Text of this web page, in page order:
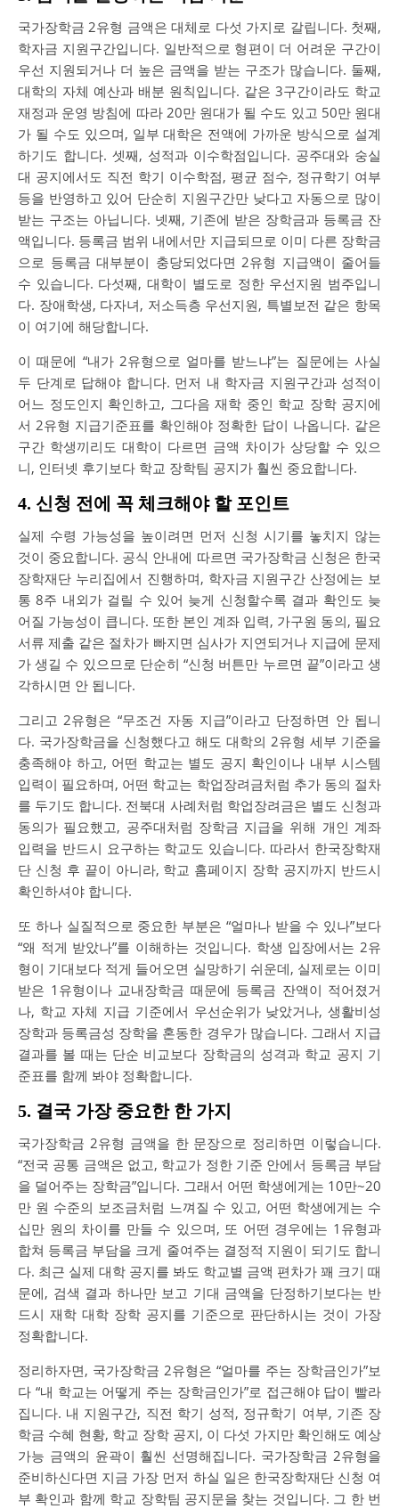
국가장학금 2유형 금액은 대체로 다섯 가지로 갈립니다. 첫째,
학자금 지원구간입니다. 일반적으로 형편이 더 어려운 구간이
우선 지원되거나 더 높은 금액을 받는 구조가 많습니다. 둘째,
대학의 자체 예산과 배분 원칙입니다. 같은 3구간이라도 학교
재정과 운영 방침에 따라 20만 원대가 될 수도 있고 50만 원대
가 될 수도 있으며, 일부 대학은 전액에 가까운 방식으로 설계
하기도 합니다. 셋째, 성적과 이수학점입니다. 공주대와 숭실
대 공지에서도 직전 학기 이수학점, 평균 점수, 정규학기 여부
등을 반영하고 있어 단순히 지원구간만 낮다고 자동으로 많이
받는 구조는 아닙니다. 넷째, 기존에 받은 장학금과 등록금 잔
액입니다. 등록금 범위 내에서만 지급되므로 이미 다른 장학금
으로 등록금 대부분이 충당되었다면 2유형 지급액이 줄어들
수 있습니다. 다섯째, 대학이 별도로 정한 우선지원 범주입니
다. 장애학생, 다자녀, 저소득층 우선지원, 특별보전 같은 항목
이 여기에 해당합니다.
이 때문에 “내가 2유형으로 얼마를 받느냐”는 질문에는 사실
두 단계로 답해야 합니다. 먼저 내 학자금 지원구간과 성적이
어느 정도인지 확인하고, 그다음 재학 중인 학교 장학 공지에
서 2유형 지급기준표를 확인해야 정확한 답이 나옵니다. 같은
구간 학생끼리도 대학이 다르면 금액 차이가 상당할 수 있으
니, 인터넷 후기보다 학교 장학팀 공지가 훨씬 중요합니다.
4. 신청 전에 꼭 체크해야 할 포인트
실제 수령 가능성을 높이려면 먼저 신청 시기를 놓치지 않는
것이 중요합니다. 공식 안내에 따르면 국가장학금 신청은 한국
장학재단 누리집에서 진행하며, 학자금 지원구간 산정에는 보
통 8주 내외가 걸릴 수 있어 늦게 신청할수록 결과 확인도 늦
어질 가능성이 큽니다. 또한 본인 계좌 입력, 가구원 동의, 필요
서류 제출 같은 절차가 빠지면 심사가 지연되거나 지급에 문제
가 생길 수 있으므로 단순히 “신청 버튼만 누르면 끝”이라고 생
각하시면 안 됩니다.
그리고 2유형은 “무조건 자동 지급”이라고 단정하면 안 됩니
다. 국가장학금을 신청했다고 해도 대학의 2유형 세부 기준을
충족해야 하고, 어떤 학교는 별도 공지 확인이나 내부 시스템
입력이 필요하며, 어떤 학교는 학업장려금처럼 추가 동의 절차
를 두기도 합니다. 전북대 사례처럼 학업장려금은 별도 신청과
동의가 필요했고, 공주대처럼 장학금 지급을 위해 개인 계좌
입력을 반드시 요구하는 학교도 있습니다. 따라서 한국장학재
단 신청 후 끝이 아니라, 학교 홈페이지 장학 공지까지 반드시
확인하셔야 합니다.
또 하나 실질적으로 중요한 부분은 “얼마나 받을 수 있나”보다
“왜 적게 받았나”를 이해하는 것입니다. 학생 입장에서는 2유
형이 기대보다 적게 들어오면 실망하기 쉬운데, 실제로는 이미
받은 1유형이나 교내장학금 때문에 등록금 잔액이 적어졌거
나, 학교 자체 지급 기준에서 우선순위가 낮았거나, 생활비성
장학과 등록금성 장학을 혼동한 경우가 많습니다. 그래서 지급
결과를 볼 때는 단순 비교보다 장학금의 성격과 학교 공지 기
준표를 함께 봐야 정확합니다.
5. 결국 가장 중요한 한 가지
국가장학금 2유형 금액을 한 문장으로 정리하면 이렇습니다.
“전국 공통 금액은 없고, 학교가 정한 기준 안에서 등록금 부담
을 덜어주는 장학금”입니다. 그래서 어떤 학생에게는 10만~20
만 원 수준의 보조금처럼 느껴질 수 있고, 어떤 학생에게는 수
십만 원의 차이를 만들 수 있으며, 또 어떤 경우에는 1유형과
합쳐 등록금 부담을 크게 줄여주는 결정적 지원이 되기도 합니
다. 최근 실제 대학 공지를 봐도 학교별 금액 편차가 꽤 크기 때
문에, 검색 결과 하나만 보고 기대 금액을 단정하기보다는 반
드시 재학 대학 장학 공지를 기준으로 판단하시는 것이 가장
정확합니다.
정리하자면, 국가장학금 2유형은 “얼마를 주는 장학금인가”보
다 “내 학교는 어떻게 주는 장학금인가”로 접근해야 답이 빨라
집니다. 내 지원구간, 직전 학기 성적, 정규학기 여부, 기존 장
학금 수혜 현황, 학교 장학 공지, 이 다섯 가지만 확인해도 예상
가능 금액의 윤곽이 훨씬 선명해집니다. 국가장학금 2유형을
준비하신다면 지금 가장 먼저 하실 일은 한국장학재단 신청 여
부 확인과 함께 학교 장학팀 공지문을 찾는 것입니다. 그 한 번